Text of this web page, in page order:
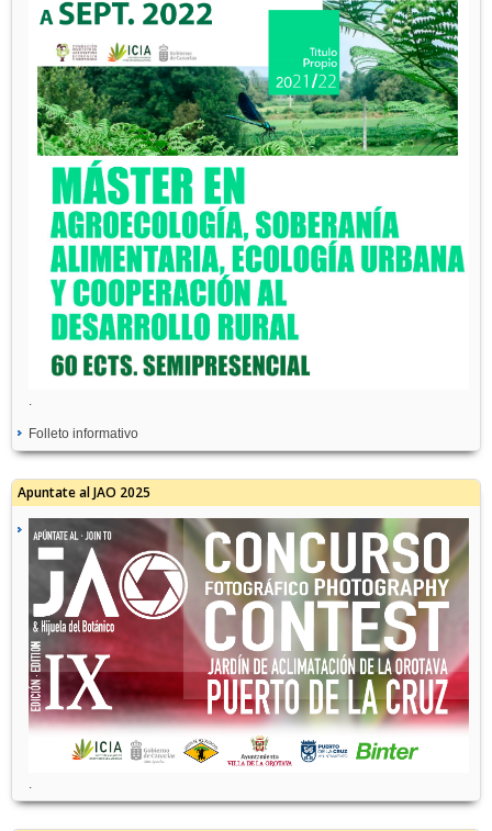
.
Folleto informativo
Apuntate al JAO 2025